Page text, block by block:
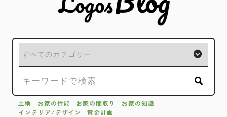
土地 お家の性能 お家の間取り
お家の知識
インテリア/デザイン
資金計画